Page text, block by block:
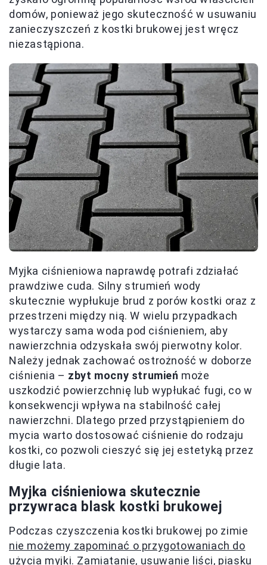
domów, ponieważ jego skuteczność w usuwaniu
zanieczyszczeń z kostki brukowej jest wręcz
niezastąpiona.
Myjka ciśnieniowa naprawdę potrafi zdziałać
prawdziwe cuda. Silny strumień wody
skutecznie wypłukuje brud z porów kostki oraz z
przestrzeni między nią. W wielu przypadkach
wystarczy sama woda pod ciśnieniem, aby
nawierzchnia odzyskała swój pierwotny kolor.
Należy jednak zachować ostrożność w doborze
ciśnienia – zbyt mocny strumień może
uszkodzić powierzchnię lub wypłukać fugi, co w
konsekwencji wpływa na stabilność całej
nawierzchni. Dlatego przed przystąpieniem do
mycia warto dostosować ciśnienie do rodzaju
kostki, co pozwoli cieszyć się jej estetyką przez
długie lata.
Myjka ciśnieniowa skutecznie
przywraca blask kostki brukowej
Podczas czyszczenia kostki brukowej po zimie
nie możemy zapominać o przygotowaniach do
użycia myjki. Zamiatanie, usuwanie liści, piasku